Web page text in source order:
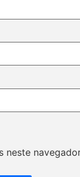
neste